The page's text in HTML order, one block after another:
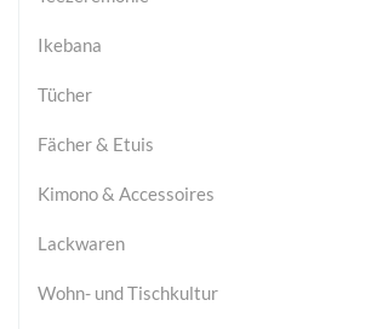
Ikebana
Tücher
Fächer & Etuis
Kimono & Accessoires
Lackwaren
Wohn- und Tischkultur